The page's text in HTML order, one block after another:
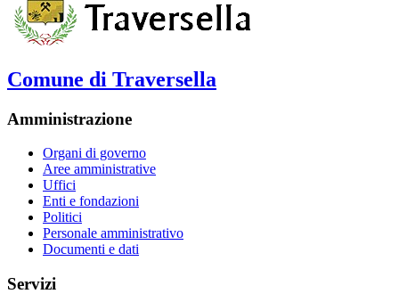
Comune di Traversella
Amministrazione
Organi di governo
Aree amministrative
Uffici
Enti e fondazioni
Politici
Personale amministrativo
Documenti e dati
Servizi